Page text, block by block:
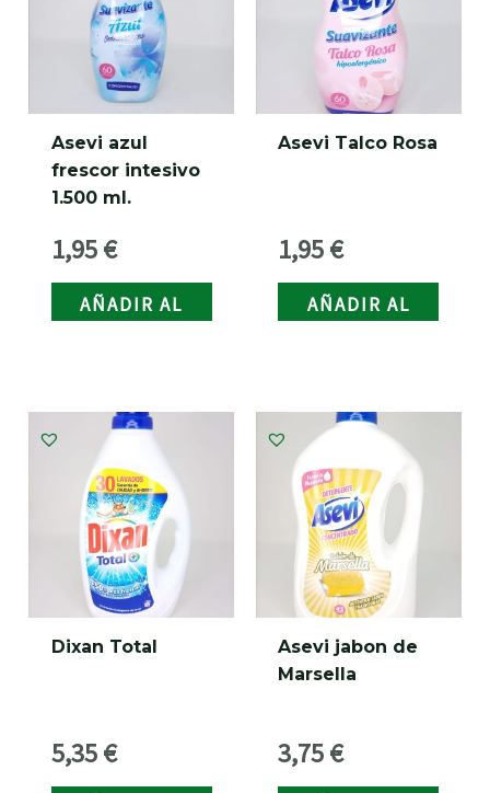
Asevi azul
frescor intesivo
1.500 ml.
1,95€
AÑADIR AL
CARRITO
Asevi Talco Rosa
1,95€
AÑADIR AL
CARRITO
Dixan Total
5,35€
Asevi jabon de
Marsella
3,75€